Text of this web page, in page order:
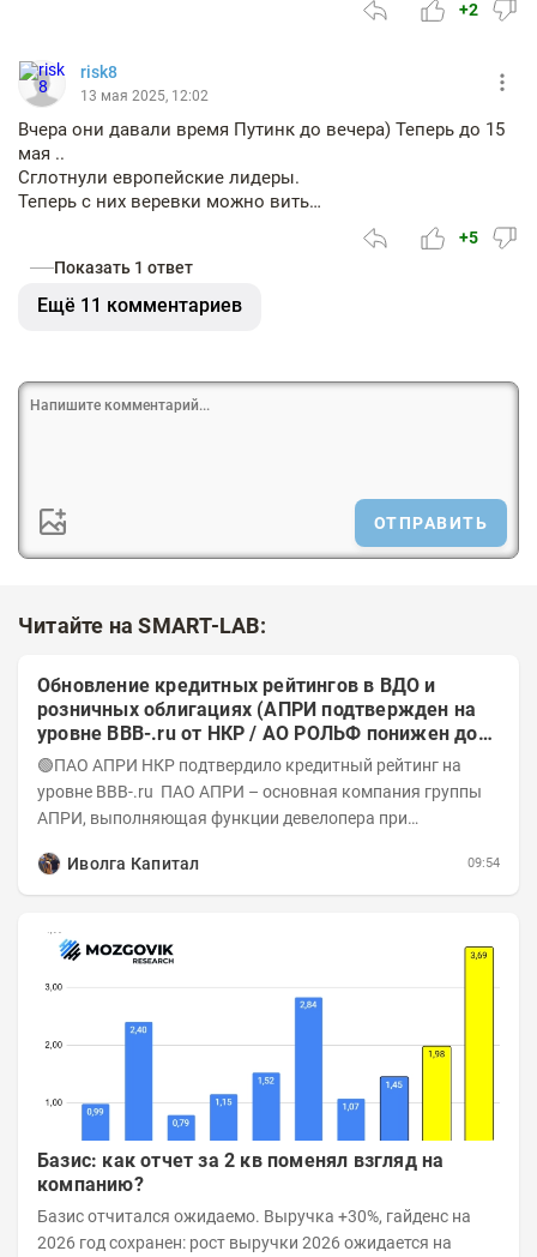
+2
risk8
13 мая 2025, 12:02
Вчера они давали время Путинк до вечера) Теперь до 15
мая ..
Сглотнули европейские лидеры.
Теперь с них веревки можно вить…
+5
Показать 1 ответ
Ещё 11 комментариев
ОТПРАВИТЬ
Читайте на SMART-LAB:
Обновление кредитных рейтингов в ВДО и
розничных облигациях (АПРИ подтвержден на
уровне BBB-.ru от НКР / АО РОЛЬФ понижен до
А-(RU) / Элит Строй присвоен на уровне BBB.ru)
🟢ПАО АПРИ НКР подтвердило кредитный рейтинг на
уровне BBB-.ru ПАО АПРИ – основная компания группы
АПРИ, выполняющая функции девелопера при
Иволга Капитал
09:54
Базис: как отчет за 2 кв поменял взгляд на
компанию?
Базис отчитался ожидаемо. Выручка +30%, гайденс на
2026 год сохранен: рост выручки 2026 ожидается на